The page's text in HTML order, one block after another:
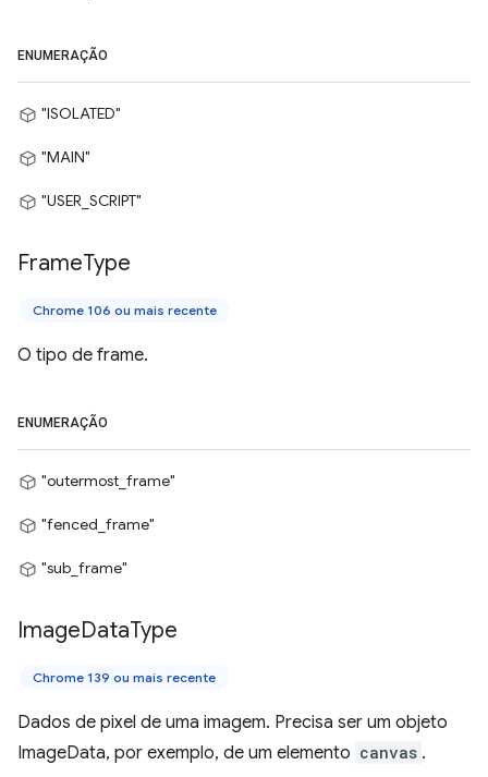
ENUMERAÇÃO
"ISOLATED"
"MAIN"
"USER_SCRIPT"
FrameType
Chrome 106 ou mais recente
O tipo de frame.
ENUMERAÇÃO
"outermost_frame"
"fenced_frame"
"sub_frame"
ImageDataType
Chrome 139 ou mais recente
Dados de pixel de uma imagem. Precisa ser um objeto
ImageData, por exemplo, de um elemento canvas .